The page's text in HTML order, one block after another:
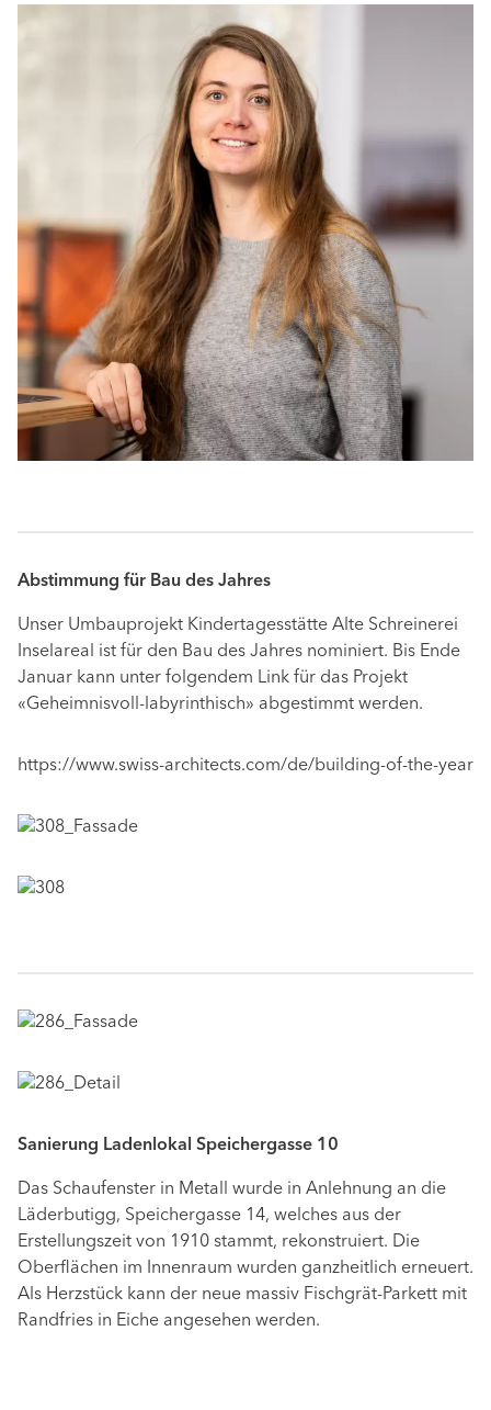
Abstimmung für Bau des Jahres
Unser Umbauprojekt Kindertagesstätte Alte Schreinerei
Inselareal ist für den Bau des Jahres nominiert. Bis Ende
Januar kann unter folgendem Link für das Projekt
«Geheimnisvoll-labyrinthisch» abgestimmt werden.
https://www.swiss-architects.com/de/building-of-the-year
Sanierung Ladenlokal Speichergasse 10
Das Schaufenster in Metall wurde in Anlehnung an die
Läderbutigg, Speichergasse 14, welches aus der
Erstellungszeit von 1910 stammt, rekonstruiert. Die
Oberflächen im Innenraum wurden ganzheitlich erneuert.
Als Herzstück kann der neue massiv Fischgrät-Parkett mit
Randfries in Eiche angesehen werden.